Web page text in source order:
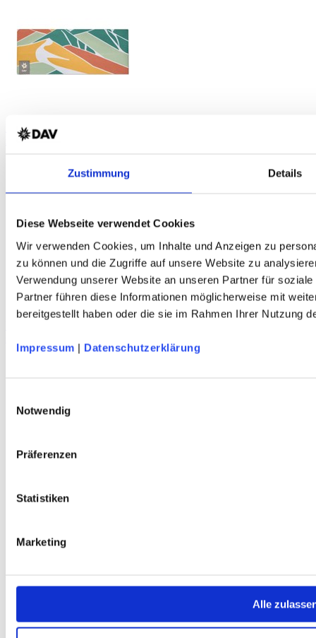
Zustimmung Details
Diese Webseite verwendet Cookies
Wir verwenden Cookies, um Inhalte und Anzeigen zu
zu können und die Zugriffe auf unsere Website zu
Verwendung unserer Website an unseren Partner für
Partner führen diese Informationen möglicherweise mit
bereitgestellt haben oder die sie im Rahmen Ihrer Nutzung
Impressum | Datenschutzerklärung
Notwendig
Präferenzen
Statistiken
Marketing
Alle
DAV Breitenkopf Unisex Sportstirnband
schnelltrocknend - atmungsaktiv - grün/terra - DAV Design
Über Uns
Newsletter
Nachhaltigkeit
Versandkosten
Erklärung zur Barrierefreiheit
WIDERRUF ERKLÄREN
Herren